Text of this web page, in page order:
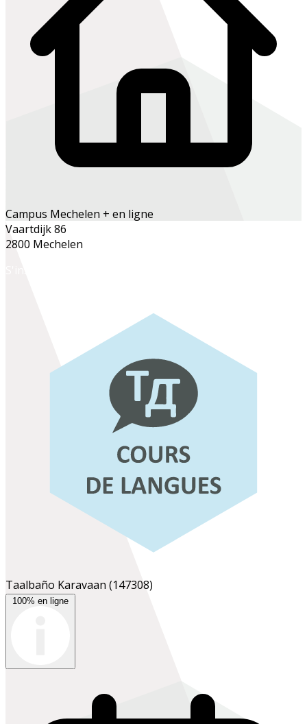
Campus Mechelen + en ligne
Vaartdijk 86
2800 Mechelen
Taalbaño Karavaan (147308)
100% en ligne